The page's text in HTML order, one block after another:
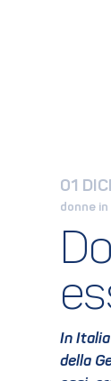
01
donne
In Italia
della